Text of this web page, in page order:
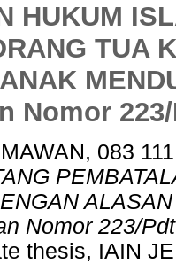
HUKUM
TUA
Nomor
083
Nomor 223/
thesis, IAIN